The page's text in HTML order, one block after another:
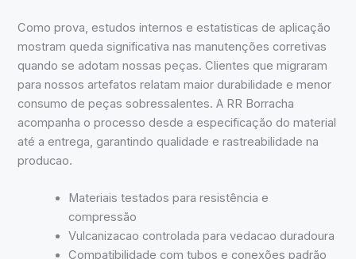
Como prova, estudos internos e estatisticas de aplicação
mostram queda significativa nas manutenções corretivas
quando se adotam nossas peças. Clientes que migraram
para nossos artefatos relatam maior durabilidade e menor
consumo de peças sobressalentes. A RR Borracha
acompanha o processo desde a especificação do material
até a entrega, garantindo qualidade e rastreabilidade na
producao.
Materiais testados para resistência e
compressão
Vulcanizacao controlada para vedacao duradoura
Compatibilidade com tubos e conexões padrão